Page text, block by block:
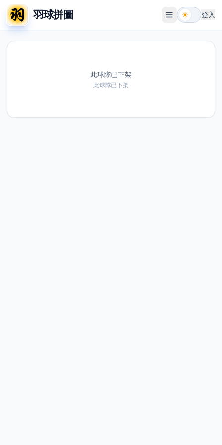
羽球拼圖 開啟選單
登入
此球隊已下架
此球隊已下架